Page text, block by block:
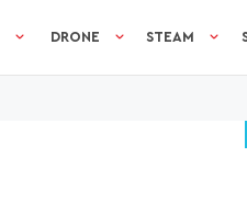
DRONE STEAM